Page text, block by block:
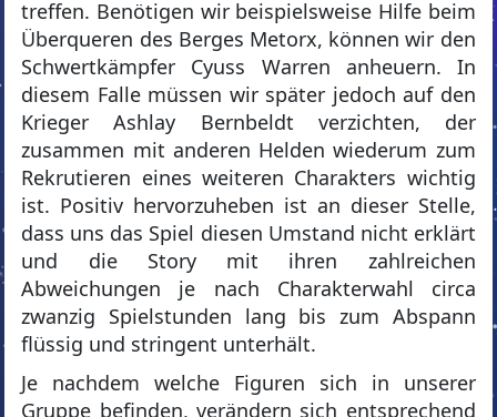
treffen. Benötigen wir beispielsweise Hilfe beim
Überqueren des Berges Metorx, können wir den
Schwertkämpfer Cyuss Warren anheuern. In
diesem Falle müssen wir später jedoch auf den
Krieger Ashlay Bernbeldt verzichten, der
zusammen mit anderen Helden wiederum zum
Rekrutieren eines weiteren Charakters wichtig
ist. Positiv hervorzuheben ist an dieser Stelle,
dass uns das Spiel diesen Umstand nicht erklärt
und die Story mit ihren zahlreichen
Abweichungen je nach Charakterwahl circa
zwanzig Spielstunden lang bis zum Abspann
flüssig und stringent unterhält.
Je nachdem welche Figuren sich in unserer
Gruppe befinden, verändern sich entsprechend